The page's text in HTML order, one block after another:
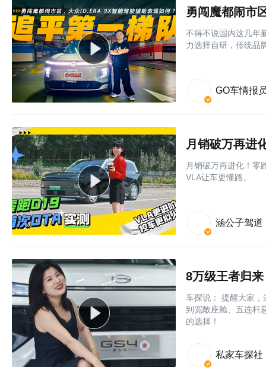
勇闯魔都闹市
不得不说国内这几年
力选择自研，传统品
GO车情报
月销破万再进化！零
VLA让车更懂路。
涵公子驾道
8万级王者归
车探说： 提醒大家
到宽敞座舱、五连杆
的选择！
私家车探社